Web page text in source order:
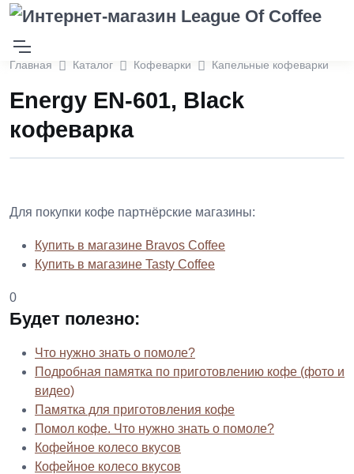
Главная Каталог Кофеварки Капельные кофеварки
Energy EN-601, Black
кофеварка
Для покупки кофе партнёрские магазины:
Купить в магазине Bravos Coffee
Купить в магазине Tasty Coffee
0
Будет полезно:
Что нужно знать о помоле?
Подробная памятка по приготовлению кофе (фото и
видео)
Памятка для приготовления кофе
Помол кофе. Что нужно знать о помоле?
Кофейное колесо вкусов
Кофейное колесо вкусов